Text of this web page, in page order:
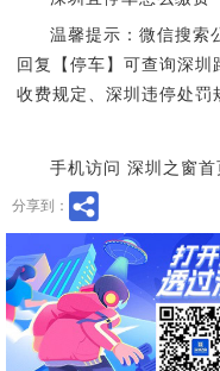
温馨提示：微信搜索
回复【停车】可查询深
收费规定、深圳违停处罚
手机访问 深圳之窗首
分享到：